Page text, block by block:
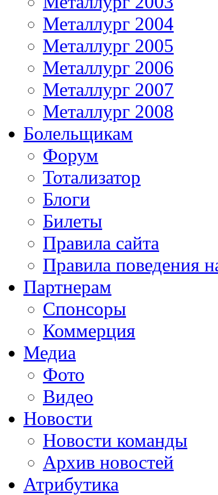
Металлург 2004
Металлург 2005
Металлург 2006
Металлург 2007
Металлург 2008
Болельщикам
Форум
Тотализатор
Блоги
Билеты
Правила сайта
Правила поведения
Партнерам
Спонсоры
Коммерция
Медиа
Фото
Видео
Новости
Новости команды
Архив новостей
Атрибутика